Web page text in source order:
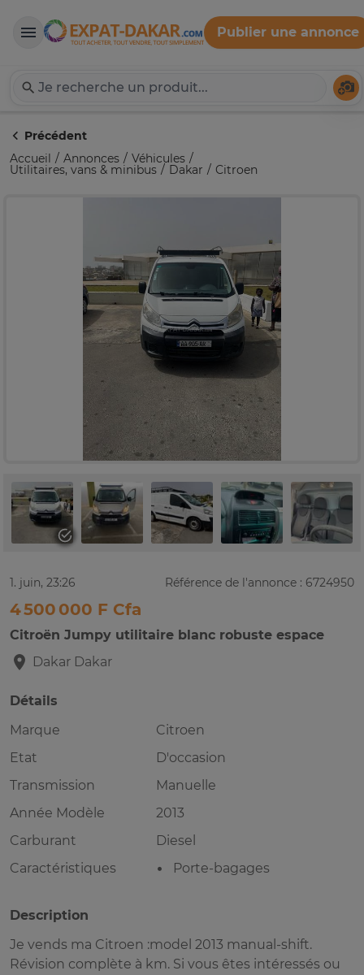
Expat-Dakar
Publier une annonce
Précédent
Accueil
Annonces Véhicules
Utilitaires, vans & minibus Dakar Citroen
1. juin, 23:26 Référence de l'annonce : 6724950
4 500 000 F Cfa
Citroën Jumpy utilitaire blanc robuste espace
Dakar Dakar
Détails
Marque
Citroen
Etat
D'occasion
Transmission
Manuelle
Année Modèle
2013
Carburant
Diesel
Caractéristiques
Porte-bagages
Description
Je vends ma Citroen :model 2013 manual-shift.
Révision complète à km. Si vous êtes intéressés ou